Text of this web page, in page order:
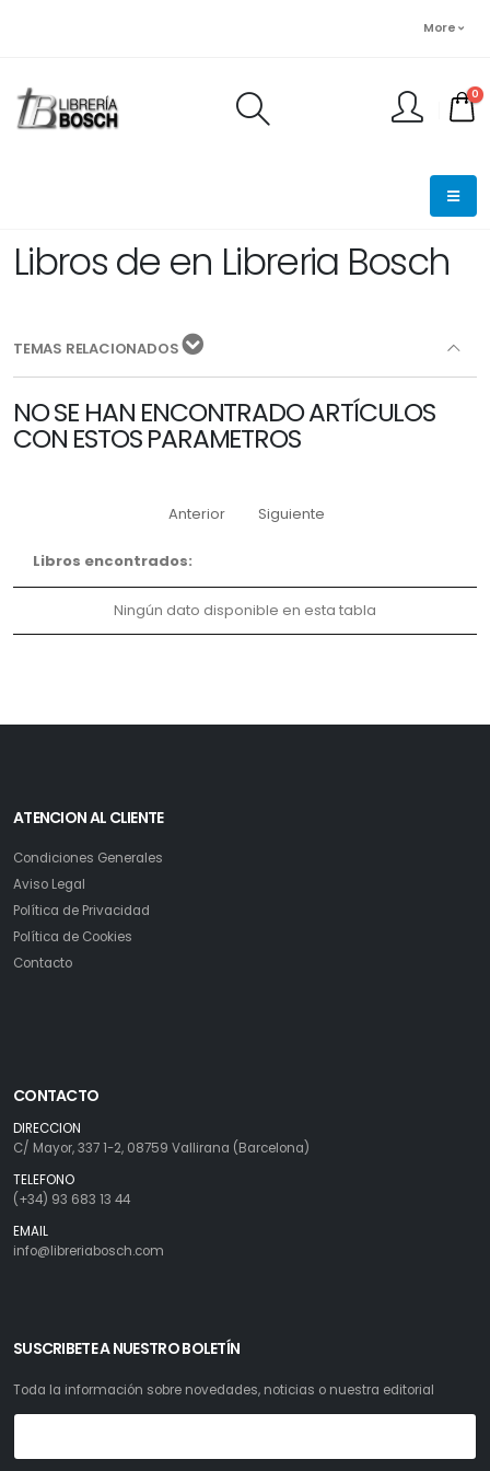
More
0
Libros de en Libreria Bosch
TEMAS RELACIONADOS
NO SE HAN ENCONTRADO ARTÍCULOS
CON ESTOS PARAMETROS
Anterior Siguiente
Libros encontrados:
Ningún dato disponible en esta tabla
ATENCION AL CLIENTE
Condiciones Generales
Aviso Legal
Política de Privacidad
Política de Cookies
Contacto
CONTACTO
DIRECCION
C/ Mayor, 337 1-2, 08759 Vallirana (Barcelona)
TELEFONO
(+34) 93 683 13 44
EMAIL
info@libreriabosch.com
SUSCRIBETE A NUESTRO BOLETÍN
Toda la información sobre novedades, noticias o nuestra editorial